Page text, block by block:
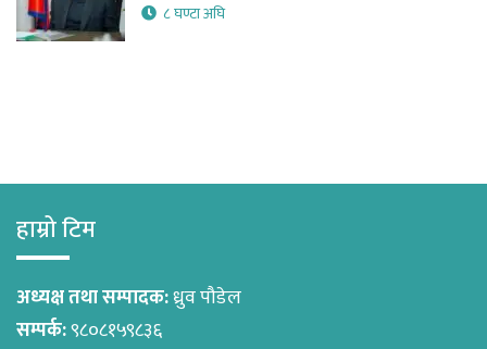
८ घण्टा अघि
हाम्रो टिम
अध्यक्ष तथा सम्पादक:ध्रुव पौडेल
सम्पर्क:९८०८१५९८३६